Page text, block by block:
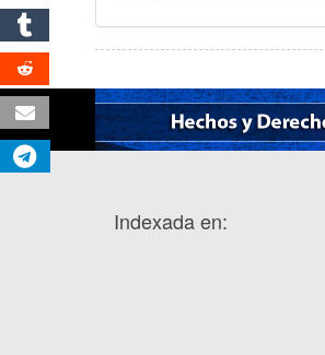
Indexada en: